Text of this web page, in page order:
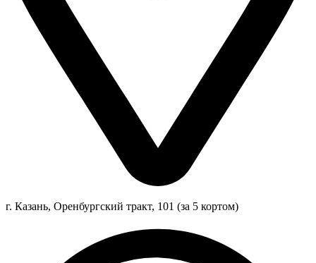
г. Казань, Оренбургский тракт, 101 (за 5 кортом)